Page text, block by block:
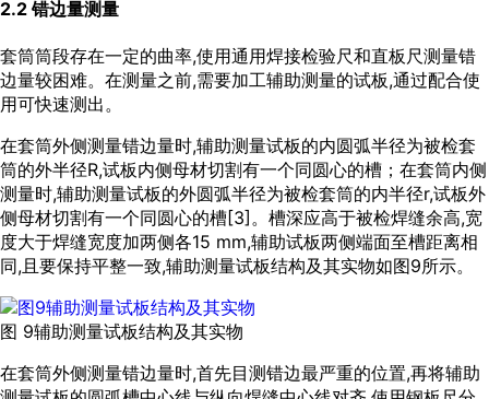
2.2 错边量测量
套筒筒段存在一定的曲率,使用通用焊接检验尺和直板尺测量错
边量较困难。在测量之前,需要加工辅助测量的试板,通过配合使
用可快速测出。
在套筒外侧测量错边量时,辅助测量试板的内圆弧半径为被检套
筒的外半径R,试板内侧母材切割有一个同圆心的槽；在套筒内侧
测量时,辅助测量试板的外圆弧半径为被检套筒的内半径r,试板外
侧母材切割有一个同圆心的槽[3]。槽深应高于被检焊缝余高,宽
度大于焊缝宽度加两侧各15 mm,辅助试板两侧端面至槽距离相
同,且要保持平整一致,辅助测量试板结构及其实物如图9所示。
图 9辅助测量试板结构及其实物
在套筒外侧测量错边量时,首先目测错边最严重的位置,再将辅助